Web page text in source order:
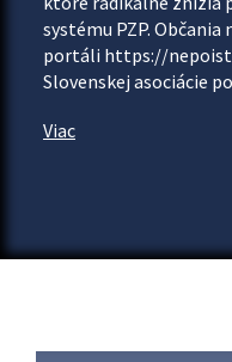
systému PZP.
portáli https://
Slovenskej asociácie
Viac